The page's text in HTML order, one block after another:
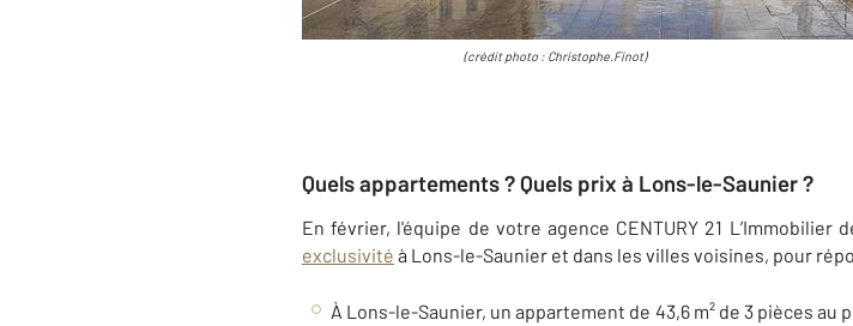
(crédit photo : Christophe.Finot)
Quels appartements ? Quels prix à Lons-le-Saunier ?
En février, l'équipe de votre agence CENTURY 21 L’Immobilier
exclusivité à Lons-le-Saunier et dans les villes voisines, pour
À Lons-le-Saunier, un appartement de 43,6 m² de 3 pièces